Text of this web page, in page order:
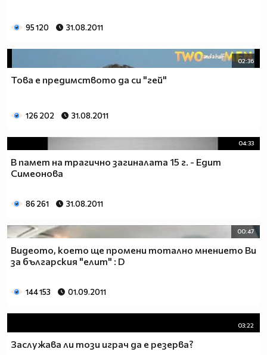
95 120 31.08.2011
02:36
Това е предимството да си "гей"
126 202 31.08.2011
04:33
В памет на трагично загиналата 15 г. - Едит
Симеонова
86 261 31.08.2011
00:47
Видеото, което ще промени тотално мнението Ви
за българския "елит" : D
144 153 01.09.2011
03:22
Заслужава ли този играч да е резерва?